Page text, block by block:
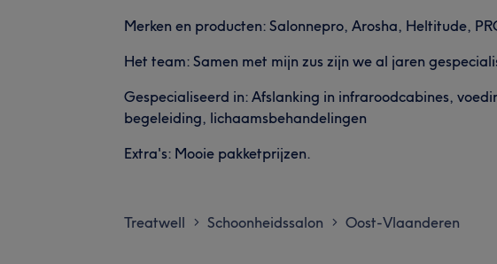
Merken en producten: Salonnepro, Arosha, Heltitude,
Het team: Samen met mijn zus zijn we al jaren
Gespecialiseerd in: Afslanking in infraroodcabines,
begeleiding, lichaamsbehandelingen
Extra's: Mooie pakketprijzen.
Treatwell > Schoonheidssalon > Oost-Vlaanderen